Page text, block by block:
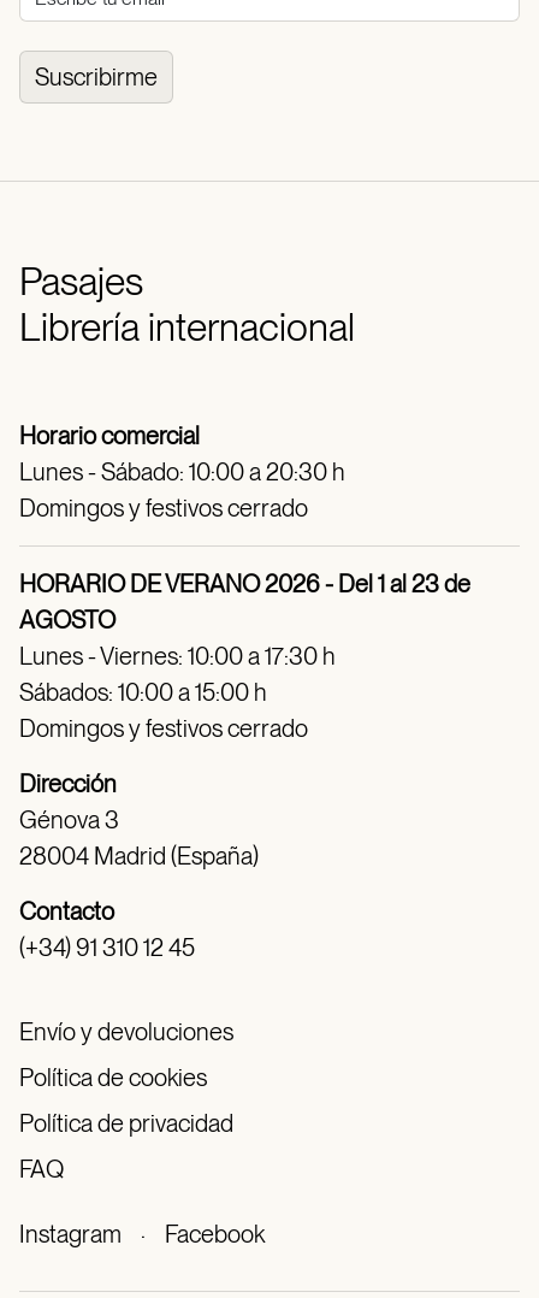
Suscribirme
Pasajes
Librería internacional
Horario comercial
Lunes - Sábado: 10:00 a 20:30 h
Domingos y festivos cerrado
HORARIO DE VERANO 2026 - Del 1 al 23 de
AGOSTO
Lunes - Viernes: 10:00 a 17:30 h
Sábados: 10:00 a 15:00 h
Domingos y festivos cerrado
Dirección
Génova 3
28004 Madrid (España)
Contacto
(+34) 91 310 12 45
Envío y devoluciones
Política de cookies
Política de privacidad
FAQ
Instagram · Facebook